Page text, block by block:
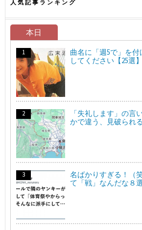
人気記事ランキング
本日
曲名に「週5で」を
してください【25選】
「失礼します」の言
かで違う、見破られる
名ばかりすぎる！（
て「戦」なんだな８